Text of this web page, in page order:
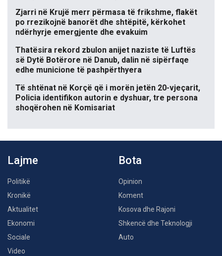
Zjarri në Krujë merr përmasa të frikshme, flakët
po rrezikojnë banorët dhe shtëpitë, kërkohet
ndërhyrje emergjente dhe evakuim
Thatësira rekord zbulon anijet naziste të Luftës
së Dytë Botërore në Danub, dalin në sipërfaqe
edhe municione të pashpërthyera
Të shtënat në Korçë që i morën jetën 20-vjeçarit,
Policia identifikon autorin e dyshuar, tre persona
shoqërohen në Komisariat
Lajme
Politikë
Kronikë
Aktualitet
Ekonomi
Sociale
Video
Bota
Opinion
Koment
Kosova dhe Rajoni
Shkencë dhe Teknologji
Auto